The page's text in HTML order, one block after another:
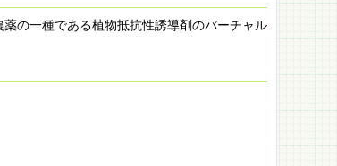
の一種である植物抵抗性誘導剤のバーチャル